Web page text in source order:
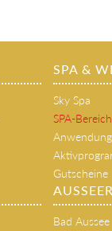
SPA &
Sky Spa
SPA-
Gutscheine
Bad Aussee